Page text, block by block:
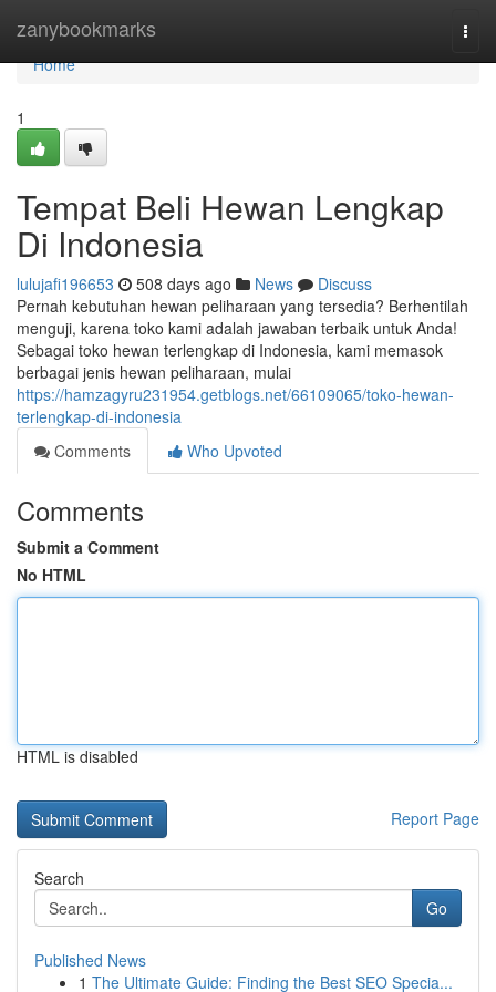
zanybookmarks
Home
Home
1
Tempat Beli Hewan Lengkap
Di Indonesia
lulujafi196653 508 days ago News
Discuss
Pernah kebutuhan hewan peliharaan yang tersedia? Berhentilah
menguji, karena toko kami adalah jawaban terbaik untuk Anda!
Sebagai toko hewan terlengkap di Indonesia, kami memasok
berbagai jenis hewan peliharaan, mulai
https://hamzagyru231954.getblogs.net/66109065/toko-hewan-
terlengkap-di-indonesia
Comments
Who Upvoted
Comments
Submit a Comment
No HTML
HTML is disabled
Report Page
Search
Go
Published News
1 The Ultimate Guide: Finding the Best SEO Specia...